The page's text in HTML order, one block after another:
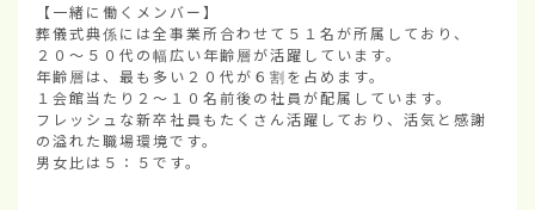
【一緒に働くメンバー】
葬儀式典係には全事業所合わせて５１名が所属しており、
２０～５０代の幅広い年齢層が活躍しています。
年齢層は、最も多い２０代が６割を占めます。
１会館当たり２～１０名前後の社員が配属しています。
フレッシュな新卒社員もたくさん活躍しており、活気と感謝
の溢れた職場環境です。
男女比は５：５です。